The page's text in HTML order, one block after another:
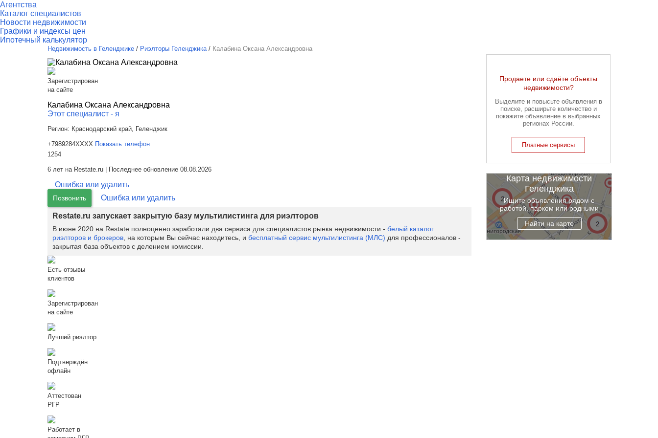
Агентства
Каталог специалистов
Новости недвижимости
Графики и индексы цен
Ипотечный калькулятор
Недвижимость в Геленджике / Риэлторы Геленджика / Калабина Оксана Александровна
Зарегистрирован
на сайте
Калабина Оксана Александровна
Этот специалист - я
Регион: Краснодарский край, Геленджик
+7989284XXXX Показать телефон
1254
6 лет на Restate.ru | Последнее обновление 08.08.2026
Ошибка или удалить
Позвонить Ошибка или удалить
Restate.ru запускает закрытую базу мультилистинга для риэлторов
В июне 2020 на Restate полноценно заработали два сервиса для специалистов рынка недвижимости - белый каталог
риэлторов и брокеров , на которым Вы сейчас находитесь, и бесплатный сервис мультилистинга (МЛС) для профессионалов -
закрытая база объектов с делением комиссии.
Есть отзывы
клиентов
Зарегистрирован
на сайте
Лучший риэлтор
Подтверждён
офлайн
Аттестован
РГР
Работает в
Продаете или сдаёте объекты
недвижимости?
Выделите и повысьте объявления в
поиске, расширьте количество и
покажите объявление в выбранных
регионах России.
Платные сервисы
Карта недвижимости
Геленджика
Ищите объявления рядом с
работой, парком или родными
Найти на карте